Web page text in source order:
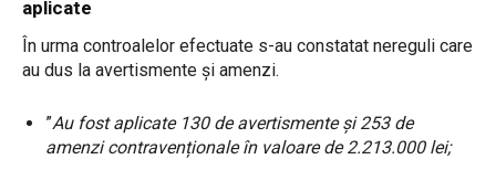
aplicate
În urma controalelor efectuate s-au constatat nereguli care
au dus la avertismente și amenzi.
”Au fost aplicate 130 de avertismente și 253 de
amenzi contravenționale în valoare de 2.213.000 lei;